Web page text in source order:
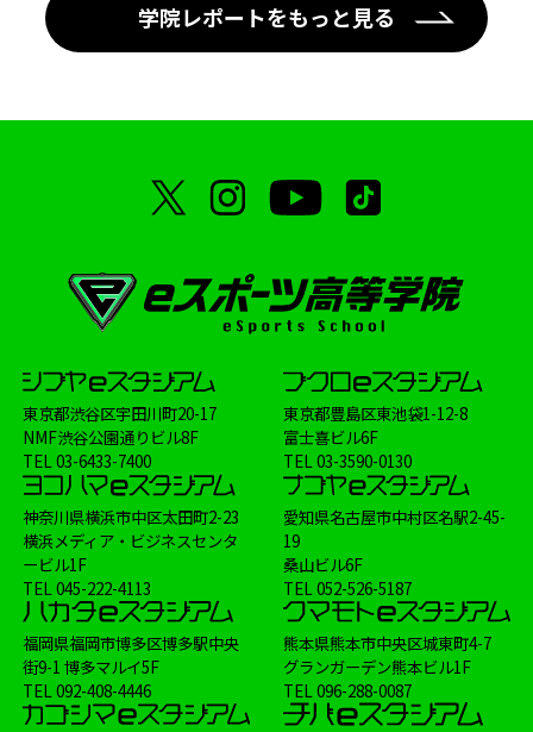
学院レポートをもっと見る
東京都渋谷区宇田川町20-17
NMF渋谷公園通りビル8F
TEL03-6433-7400
東京都豊島区東池袋1-12-8
富士喜ビル6F
TEL03-3590-0130
神奈川県横浜市中区太田町2-23
横浜メディア・ビジネスセンタ
ービル1F
TEL045-222-4113
愛知県名古屋市中村区名駅2-45-
19
桑山ビル6F
TEL052-526-5187
福岡県福岡市博多区博多駅中央
街9-1 博多マルイ5F
TEL092-408-4446
熊本県熊本市中央区城東町4-7
グランガーデン熊本ビル1F
TEL096-288-0087